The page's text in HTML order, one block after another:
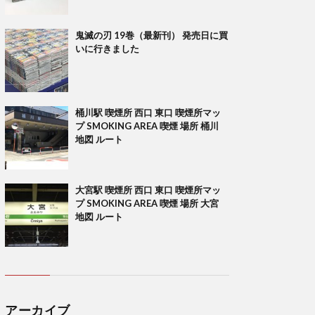
鬼滅の刃 19巻（最新刊） 発売日に買
いに行きました
桶川駅 喫煙所 西口 東口 喫煙所マッ
プ SMOKING AREA 喫煙 場所 桶川
地図 ルート
大宮駅 喫煙所 西口 東口 喫煙所マッ
プ SMOKING AREA 喫煙 場所 大宮
地図 ルート
アーカイブ